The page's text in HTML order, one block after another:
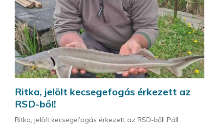
Ritka, jelölt kecsegefogás érkezett az
RSD-ből!
Ritka, jelölt kecsegefogás érkezett az RSD-ből! Páll